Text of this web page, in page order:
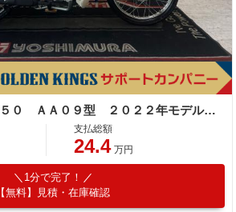
ホンダ スーパーカブ５０ ＡＡ０９型 ２０２２年モデル 社外ロングスクリーン 社外リアボックス センターキャリア
支払総額
24.4 万円
1分で完了！
【無料】見積・在庫確認